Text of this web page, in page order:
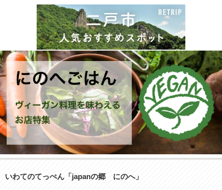
いわてのてっぺん「japanの郷 にのへ」